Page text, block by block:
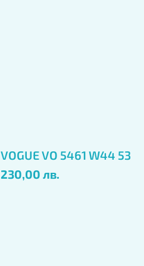
VOGUE VO 5461 W44 53
Цена
230,00 лв.